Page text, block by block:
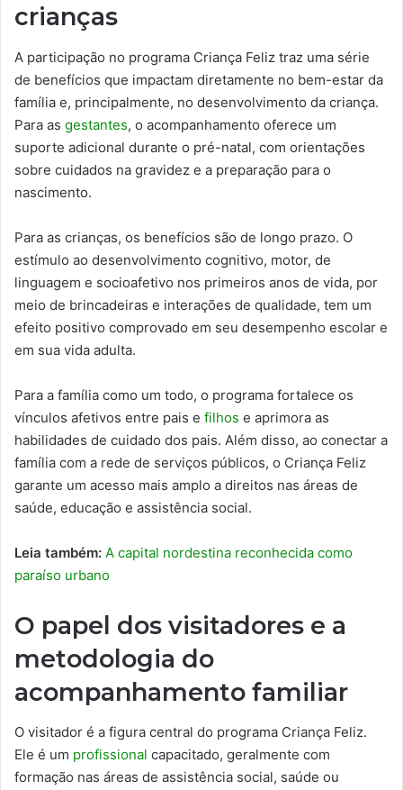
crianças
A participação no programa Criança Feliz traz uma série
de benefícios que impactam diretamente no bem-estar da
família e, principalmente, no desenvolvimento da criança.
Para as gestantes, o acompanhamento oferece um
suporte adicional durante o pré-natal, com orientações
sobre cuidados na gravidez e a preparação para o
nascimento.
Para as crianças, os benefícios são de longo prazo. O
estímulo ao desenvolvimento cognitivo, motor, de
linguagem e socioafetivo nos primeiros anos de vida, por
meio de brincadeiras e interações de qualidade, tem um
efeito positivo comprovado em seu desempenho escolar e
em sua vida adulta.
Para a família como um todo, o programa fortalece os
vínculos afetivos entre pais e filhos e aprimora as
habilidades de cuidado dos pais. Além disso, ao conectar a
família com a rede de serviços públicos, o Criança Feliz
garante um acesso mais amplo a direitos nas áreas de
saúde, educação e assistência social.
Leia também: A capital nordestina reconhecida como
paraíso urbano
O papel dos visitadores e a
metodologia do
acompanhamento familiar
O visitador é a figura central do programa Criança Feliz.
Ele é um profissional capacitado, geralmente com
formação nas áreas de assistência social, saúde ou